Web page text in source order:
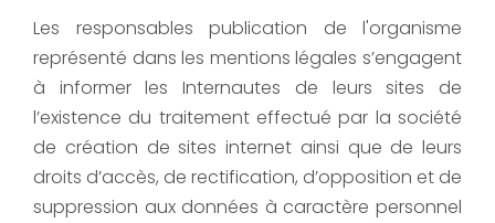
Les responsables publication de l'organisme
représenté dans les mentions légales s’engagent
à informer les Internautes de leurs sites de
l’existence du traitement effectué par la société
de création de sites internet ainsi que de leurs
droits d’accès, de rectification, d’opposition et de
suppression aux données à caractère personnel